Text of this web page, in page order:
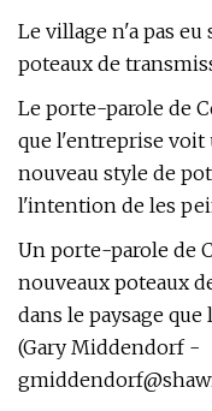
Le village n'a pas
poteaux de
Le porte-parole de
que l'entreprise voit
nouveau style de
l'intention de les
Un porte-parole de
nouveaux poteaux
dans le paysage
(Gary Middendorf -